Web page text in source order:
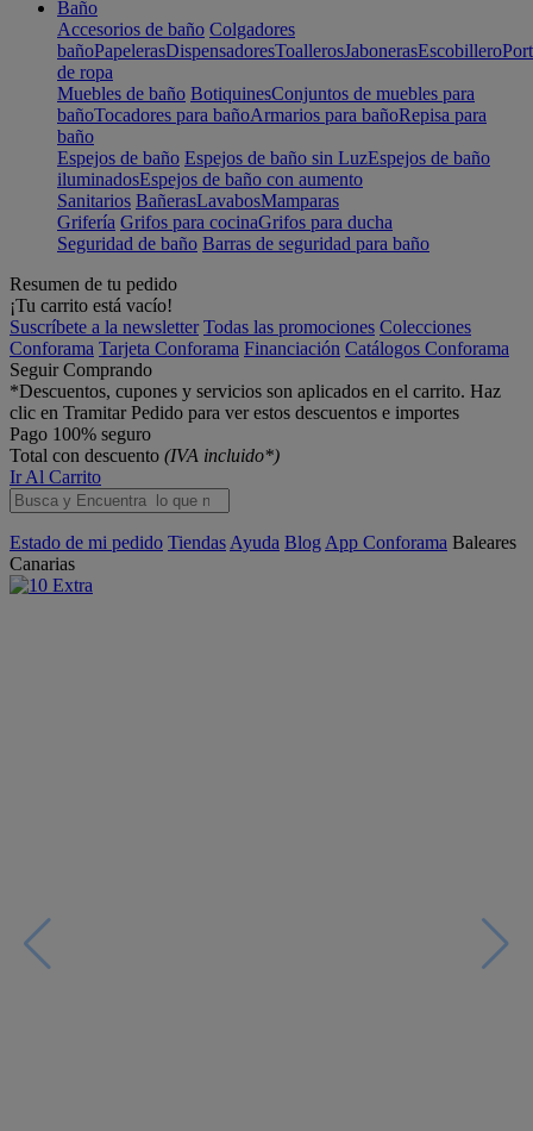
Baño
Accesorios de baño Colgadores
bañoPapelerasDispensadoresToallerosJabonerasEscobillero
de ropa
Muebles de baño BotiquinesConjuntos de muebles para
bañoTocadores para bañoArmarios para bañoRepisa para
baño
Espejos de baño Espejos de baño sin LuzEspejos de baño
iluminadosEspejos de baño con aumento
Sanitarios BañerasLavabosMamparas
Grifería Grifos para cocinaGrifos para ducha
Seguridad de baño Barras de seguridad para baño
Resumen de tu pedido
¡Tu carrito está vacío!
Suscríbete a la newsletter Todas las promociones Colecciones
Conforama Tarjeta Conforama Financiación Catálogos Conforama
Seguir Comprando
*Descuentos, cupones y servicios son aplicados en el carrito. Haz
clic en Tramitar Pedido para ver estos descuentos e importes
Pago 100% seguro
Total con descuento (IVA incluido*)
Ir Al Carrito
Estado de mi pedido Tiendas Ayuda Blog App Conforama Baleares
Canarias